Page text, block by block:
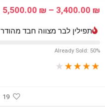
3,400.00 ₪
–
5,500.00 ₪
תפילין לבר מצווה חבד מהודר
Already Sold: 50%
★
★
★
★
★
19